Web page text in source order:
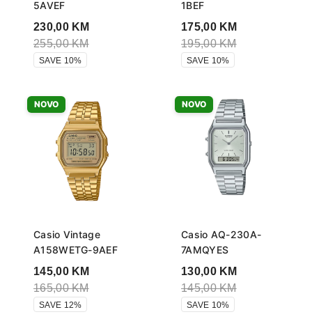
5AVEF
230,00 KM
255,00KM
SAVE 10%
1BEF
175,00 KM
195,00KM
SAVE 10%
NOVO
Casio Vintage
A158WETG-9AEF
145,00 KM
165,00KM
SAVE 12%
NOVO
Casio AQ-230A-
7AMQYES
130,00 KM
145,00KM
SAVE 10%